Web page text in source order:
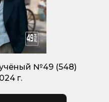
№49 (548)
г.